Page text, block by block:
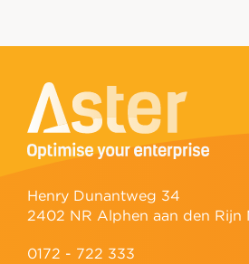
Henry Dunantweg 34
2402 NR Alphen aan den Rijn
0172 - 722 333